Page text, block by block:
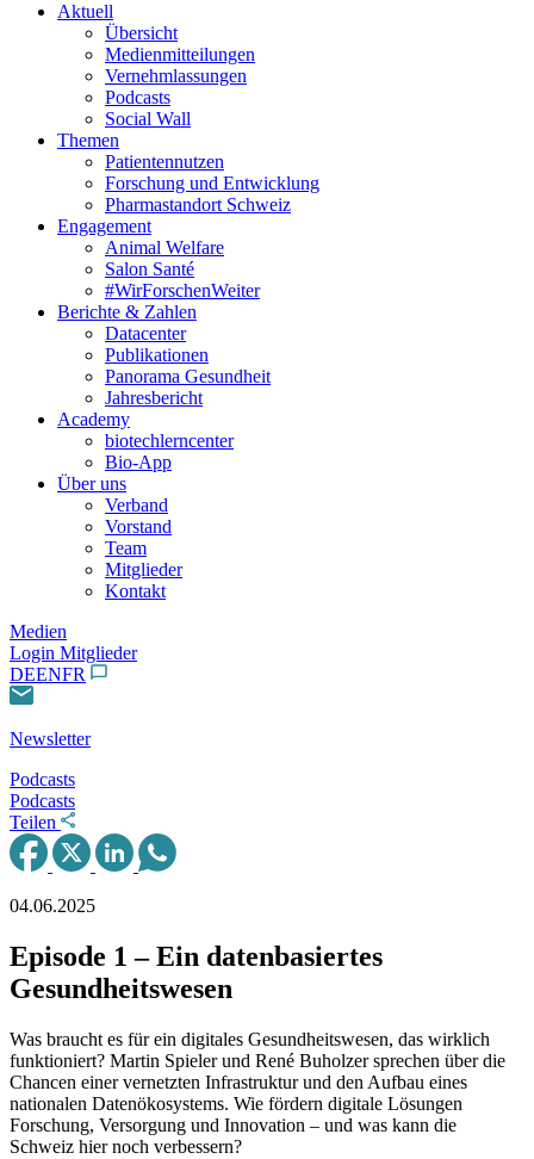
Aktuell
Übersicht
Medienmitteilungen
Vernehmlassungen
Podcasts
Social Wall
Themen
Patientennutzen
Forschung und Entwicklung
Pharmastandort Schweiz
Engagement
Animal Welfare
Salon Santé
#WirForschenWeiter
Berichte & Zahlen
Datacenter
Publikationen
Panorama Gesundheit
Jahresbericht
Academy
biotechlerncenter
Bio-App
Über uns
Verband
Vorstand
Team
Mitglieder
Kontakt
Medien
Login Mitglieder
DEENFR
Newsletter
Podcasts
Podcasts
Teilen
04.06.2025
Episode 1 – Ein datenbasiertes
Gesundheitswesen
Was braucht es für ein digitales Gesundheitswesen, das wirklich
funktioniert? Martin Spieler und René Buholzer sprechen über die
Chancen einer vernetzten Infrastruktur und den Aufbau eines
nationalen Datenökosystems. Wie fördern digitale Lösungen
Forschung, Versorgung und Innovation – und was kann die
Schweiz hier noch verbessern?